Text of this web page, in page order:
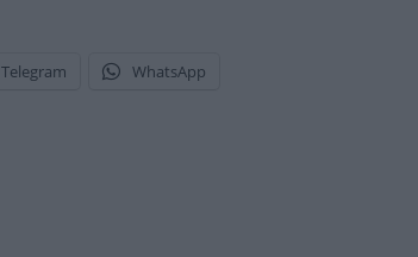
Telegram WhatsApp